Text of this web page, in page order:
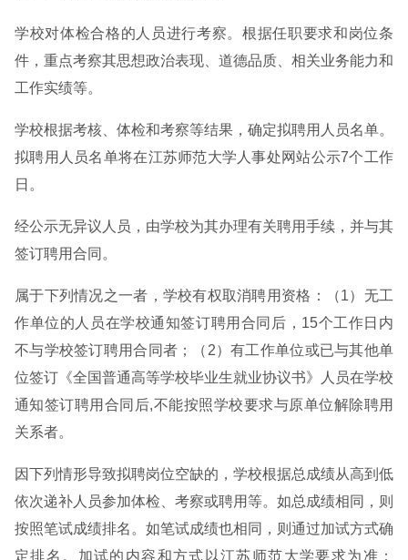
学校对体检合格的人员进行考察。根据任职要求和岗位条
件，重点考察其思想政治表现、道德品质、相关业务能力和
工作实绩等。
学校根据考核、体检和考察等结果，确定拟聘用人员名单。
拟聘用人员名单将在江苏师范大学人事处网站公示7个工作
日。
经公示无异议人员，由学校为其办理有关聘用手续，并与其
签订聘用合同。
属于下列情况之一者，学校有权取消聘用资格：（1）无工
作单位的人员在学校通知签订聘用合同后，15个工作日内
不与学校签订聘用合同者；（2）有工作单位或已与其他单
位签订《全国普通高等学校毕业生就业协议书》人员在学校
通知签订聘用合同后,不能按照学校要求与原单位解除聘用
关系者。
因下列情形导致拟聘岗位空缺的，学校根据总成绩从高到低
依次递补人员参加体检、考察或聘用等。如总成绩相同，则
按照笔试成绩排名。如笔试成绩也相同，则通过加试方式确
定排名。加试的内容和方式以江苏师范大学要求为准：